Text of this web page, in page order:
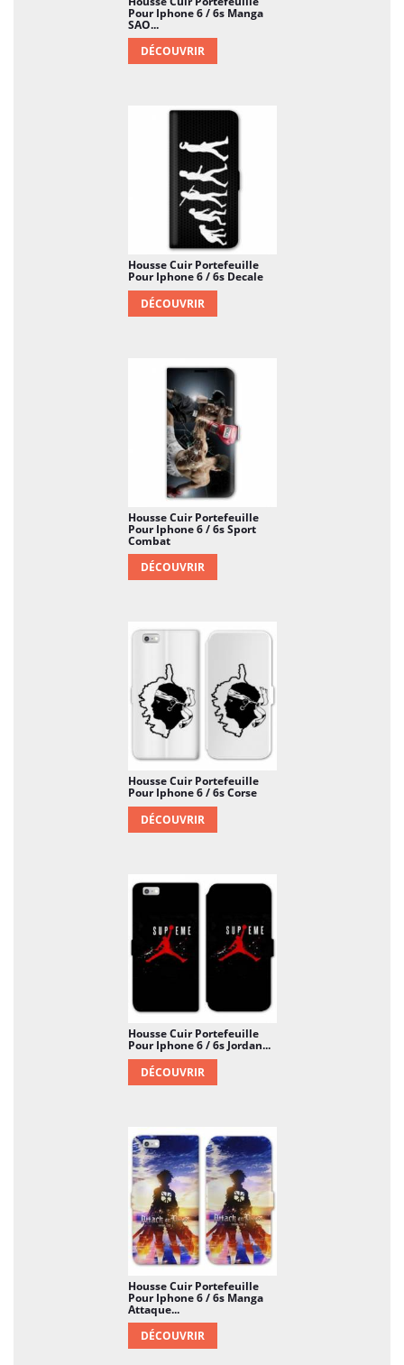
Pour Iphone 6 / 6s Manga
SAO...
DÉCOUVRIR
Housse Cuir Portefeuille
Pour Iphone 6 / 6s Decale
DÉCOUVRIR
Housse Cuir Portefeuille
Pour Iphone 6 / 6s Sport
Combat
DÉCOUVRIR
Housse Cuir Portefeuille
Pour Iphone 6 / 6s Corse
DÉCOUVRIR
Housse Cuir Portefeuille
Pour Iphone 6 / 6s Jordan...
DÉCOUVRIR
Housse Cuir Portefeuille
Pour Iphone 6 / 6s Manga
Attaque...
DÉCOUVRIR